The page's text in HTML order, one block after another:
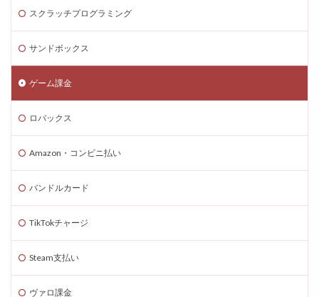
スクラッチプログラミング
サンドボックス
ゲーム課金
ロバックス
Amazon・コンビニ払い
バンドルカード
TikTokチャージ
Steam支払い
ヴァロ課金